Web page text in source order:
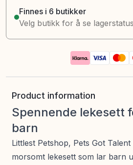
Finnes i 6 butikker
Velg butikk for å se lagerstatus
Product information
Spennende lekesett
barn
Littlest Petshop, Pets Got
morsomt lekesett som lar barn